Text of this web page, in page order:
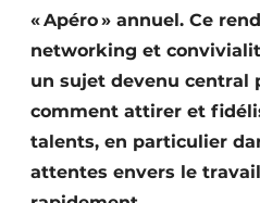
Façades
Géotextiles
Infrastructures
Protection solaire
« Apéro » annuel. Ce
networking et
un sujet devenu central
comment attirer et
talents, en particulier
attentes envers le